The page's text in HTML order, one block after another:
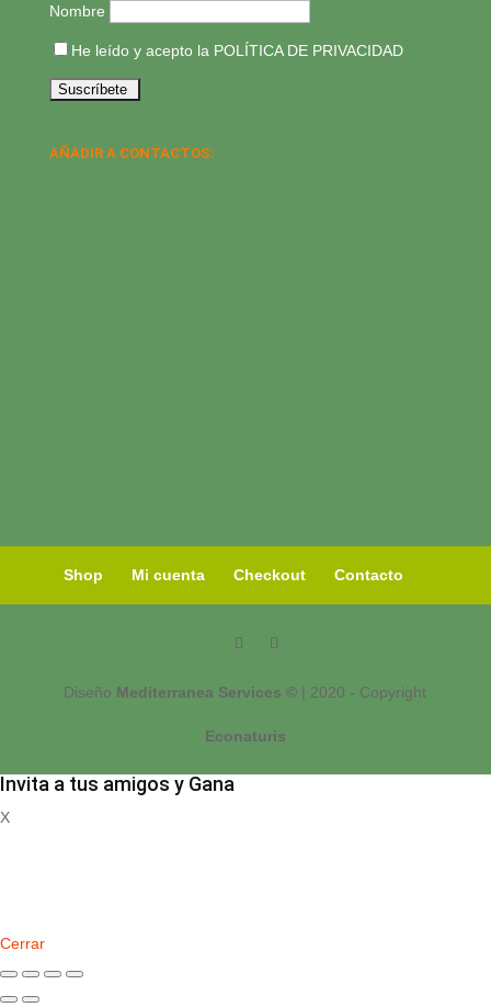
Nombre
He leído y acepto la POLÍTICA DE PRIVACIDAD
AÑADIR A CONTACTOS:
Shop Mi cuenta Checkout Contacto
Diseño Mediterranea Services © | 2020 - Copyright
Econaturis
Invita a tus amigos y Gana
X
Cerrar